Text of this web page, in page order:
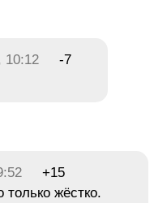
10:12
-7
+15
жёстко.